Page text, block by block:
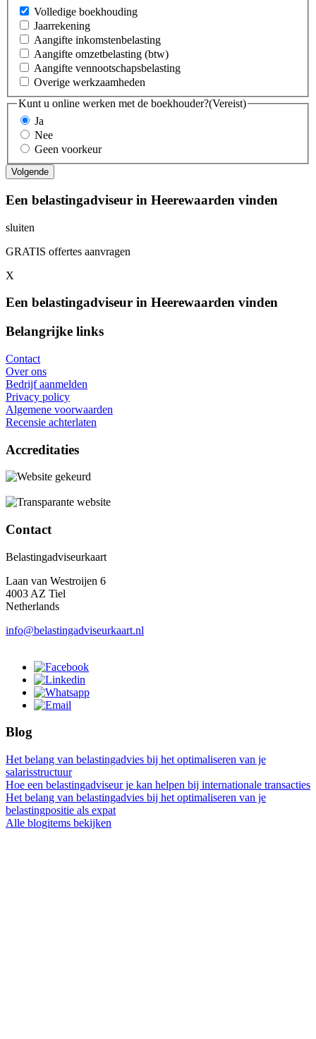
Volledige boekhouding
Jaarrekening
Aangifte inkomstenbelasting
Aangifte omzetbelasting (btw)
Aangifte vennootschapsbelasting
Overige werkzaamheden
Kunt u online werken met de boekhouder?(Vereist)
Ja
Nee
Geen voorkeur
Een belastingadviseur in Heerewaarden vinden
sluiten
GRATIS offertes aanvragen
X
Een belastingadviseur in Heerewaarden vinden
Belangrijke links
Contact
Over ons
Bedrijf aanmelden
Privacy policy
Algemene voorwaarden
Recensie achterlaten
Accreditaties
Contact
Belastingadviseurkaart
Laan van Westroijen 6
4003 AZ Tiel
Netherlands
info@belastingadviseurkaart.nl
Blog
Het belang van belastingadvies bij het optimaliseren van je
salarisstructuur
Hoe een belastingadviseur je kan helpen bij internationale transacties
Het belang van belastingadvies bij het optimaliseren van je
belastingpositie als expat
Alle blogitems bekijken